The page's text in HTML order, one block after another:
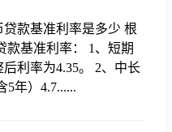
款基准利率是多少 根
款基准利率： 1、短期
利率为4.35。 2、中长
5年）4.7......